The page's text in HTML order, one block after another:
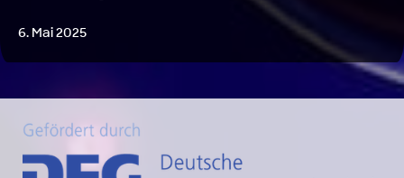
6. Mai 2025